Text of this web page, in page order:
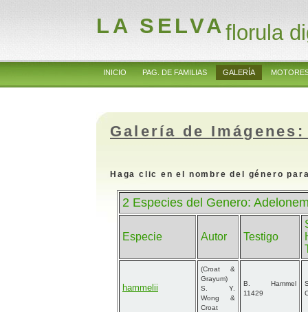
LA SELVAflorula
INICIO PAG. DE FAMILIAS GALERÍA
Galería de
Haga clic en el nombre del género
2 Especies del Genero:
Especie Autor Testigo
hammelii
(Croat &
Grayum)
S. Y.
Wong &
Croat
B. Hammel
11429